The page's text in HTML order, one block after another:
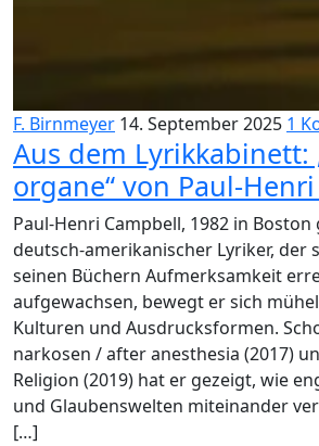
F. Birnmeyer 14. September 2025 1
Aus dem Lyrikkabinett:
organe“ von Paul-
Paul-Henri Campbell, 1982 in
deutsch-amerikanischer Lyriker, der
seinen Büchern Aufmerksamkeit
aufgewachsen, bewegt er sich
Kulturen und Ausdrucksformen.
narkosen / after anesthesia (2017)
Religion (2019) hat er gezeigt, wie
und Glaubenswelten miteinander
[…]